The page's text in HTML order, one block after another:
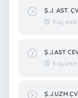
Ş.J. AST.
8 ay önce
Ş.J.AST
8 ay önce